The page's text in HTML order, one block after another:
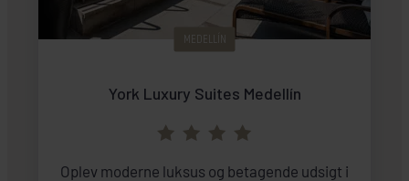
MEDELLÍN
York Luxury Suites Medellín
Oplev moderne luksus og betagende udsigt i